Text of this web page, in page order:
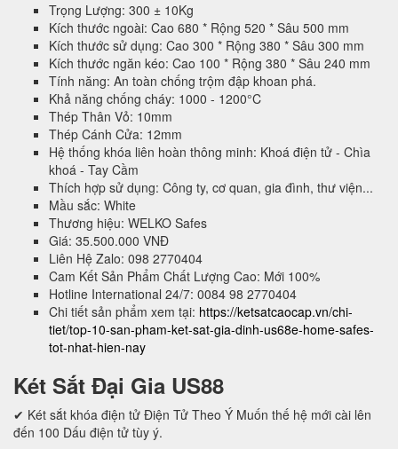
Trọng Lượng: 300 ± 10Kg
Kích thước ngoài: Cao 680 * Rộng 520 * Sâu 500 mm
Kích thước sử dụng: Cao 300 * Rộng 380 * Sâu 300 mm
Kích thước ngăn kéo: Cao 100 * Rộng 380 * Sâu 240 mm
Tính năng: An toàn chống trộm đập khoan phá.
Khả năng chống cháy: 1000 - 1200°C
Thép Thân Vỏ: 10mm
Thép Cánh Cửa: 12mm
Hệ thống khóa liên hoàn thông minh: Khoá điện tử - Chìa
khoá - Tay Cầm
Thích hợp sử dụng: Công ty, cơ quan, gia đình, thư viện...
Mầu sắc: White
Thương hiệu: WELKO Safes
Giá: 35.500.000 VNĐ
Liên Hệ Zalo: 098 2770404
Cam Kết Sản Phẩm Chất Lượng Cao: Mới 100%
Hotline International 24/7: 0084 98 2770404
Chi tiết sản phẩm xem tại: https://ketsatcaocap.vn/chi-
tiet/top-10-san-pham-ket-sat-gia-dinh-us68e-home-safes-
tot-nhat-hien-nay
Két Sắt Đại Gia US88
✔ Két sắt khóa điện tử Điện Tử Theo Ý Muốn thế hệ mới cài lên
đến 100 Dấu điện tử tùy ý.